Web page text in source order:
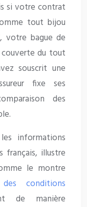
si votre contrat
tout bijou
votre bague de
couverte du tout
souscrit une
fixe ses
des
informations
français, illustre
le montre
conditions
de manière